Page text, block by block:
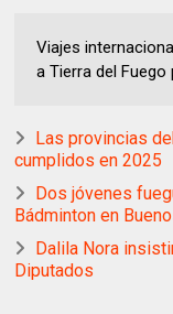
Viajes
a Tierra del
Las provincias
cumplidos en 2025
Dos jóvenes
Bádminton en
Dalila Nora
Diputados